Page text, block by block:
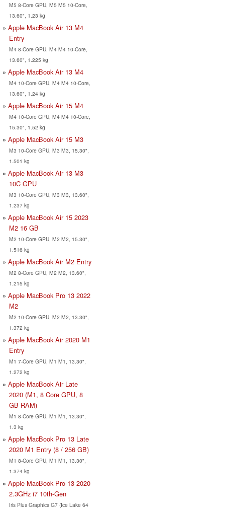
M5 8-Core GPU, M5 M5 10-Core,
13.60", 1.23 kg
Apple MacBook Air 13 M4
Entry
M4 8-Core GPU, M4 M4 10-Core,
13.60", 1.225 kg
Apple MacBook Air 13 M4
M4 10-Core GPU, M4 M4 10-Core,
13.60", 1.24 kg
Apple MacBook Air 15 M4
M4 10-Core GPU, M4 M4 10-Core,
15.30", 1.52 kg
Apple MacBook Air 15 M3
M3 10-Core GPU, M3 M3, 15.30",
1.501 kg
Apple MacBook Air 13 M3
10C GPU
M3 10-Core GPU, M3 M3, 13.60",
1.237 kg
Apple MacBook Air 15 2023
M2 16 GB
M2 10-Core GPU, M2 M2, 15.30",
1.516 kg
Apple MacBook Air M2 Entry
M2 8-Core GPU, M2 M2, 13.60",
1.215 kg
Apple MacBook Pro 13 2022
M2
M2 10-Core GPU, M2 M2, 13.30",
1.372 kg
Apple MacBook Air 2020 M1
Entry
M1 7-Core GPU, M1 M1, 13.30",
1.272 kg
Apple MacBook Air Late
2020 (M1, 8 Core GPU, 8
GB RAM)
M1 8-Core GPU, M1 M1, 13.30",
1.3 kg
Apple MacBook Pro 13 Late
2020 M1 Entry (8 / 256 GB)
M1 8-Core GPU, M1 M1, 13.30",
1.374 kg
Apple MacBook Pro 13 2020
2.3GHz i7 10th-Gen
Iris Plus Graphics G7 (Ice Lake 64